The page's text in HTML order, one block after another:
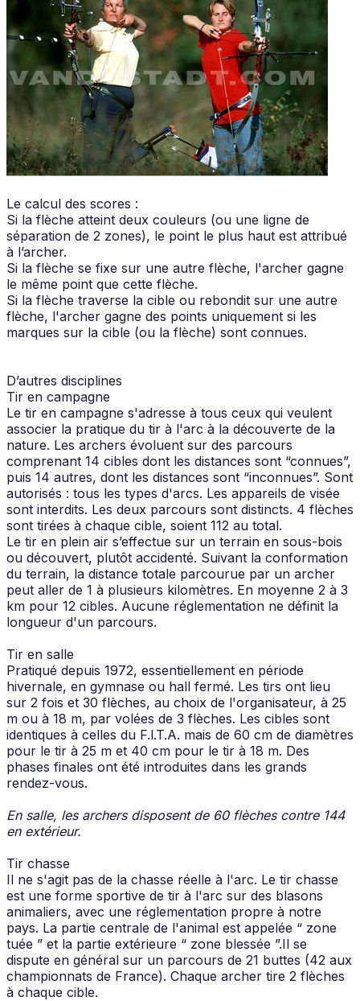
Le calcul des scores :
Si la flèche atteint deux couleurs (ou une ligne de
séparation de 2 zones), le point le plus haut est attribué
à l’archer.
Si la flèche se fixe sur une autre flèche, l'archer gagne
le même point que cette flèche.
Si la flèche traverse la cible ou rebondit sur une autre
flèche, l'archer gagne des points uniquement si les
marques sur la cible (ou la flèche) sont connues.
D’autres disciplines
Tir en campagne
Le tir en campagne s'adresse à tous ceux qui veulent
associer la pratique du tir à l'arc à la découverte de la
nature. Les archers évoluent sur des parcours
comprenant 14 cibles dont les distances sont “connues”,
puis 14 autres, dont les distances sont “inconnues”. Sont
autorisés : tous les types d'arcs. Les appareils de visée
sont interdits. Les deux parcours sont distincts. 4 flèches
sont tirées à chaque cible, soient 112 au total.
Le tir en plein air s’effectue sur un terrain en sous-bois
ou découvert, plutôt accidenté. Suivant la conformation
du terrain, la distance totale parcourue par un archer
peut aller de 1 à plusieurs kilomètres. En moyenne 2 à 3
km pour 12 cibles. Aucune réglementation ne définit la
longueur d'un parcours.
Tir en salle
Pratiqué depuis 1972, essentiellement en période
hivernale, en gymnase ou hall fermé. Les tirs ont lieu
sur 2 fois et 30 flèches, au choix de l'organisateur, à 25
m ou à 18 m, par volées de 3 flèches. Les cibles sont
identiques à celles du F.l.T.A. mais de 60 cm de diamètres
pour le tir à 25 m et 40 cm pour le tir à 18 m. Des
phases finales ont été introduites dans les grands
rendez-vous.
En salle, les archers disposent de 60 flèches contre 144
en extérieur.
Tir chasse
Il ne s'agit pas de la chasse réelle à l'arc. Le tir chasse
est une forme sportive de tir à l'arc sur des blasons
animaliers, avec une réglementation propre à notre
pays. La partie centrale de l'animal est appelée “ zone
tuée ” et la partie extérieure “ zone blessée ”.Il se
dispute en général sur un parcours de 21 buttes (42 aux
championnats de France). Chaque archer tire 2 flèches
à chaque cible.